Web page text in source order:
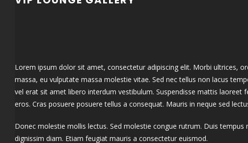
Lorem ipsum dolor sit amet, consectetur adipiscing elit. Morbi ultrices,
massa, eu vulputate massa molestie vitae. Sed nec tellus non lacus
vel erat sit amet libero interdum vestibulum. Suspendisse mattis
eros. Cras posuere posuere tellus a consequat. Mauris in neque sed
Donec molestie mollis lectus. Sed molestie congue rutrum. Duis
dignissim diam. Etiam feugiat mauris a consectetur euismod.